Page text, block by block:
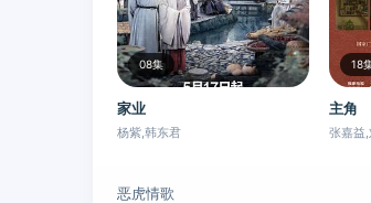
08集
家业
杨紫,韩东君
18
主角
张嘉益
恶虎情歌